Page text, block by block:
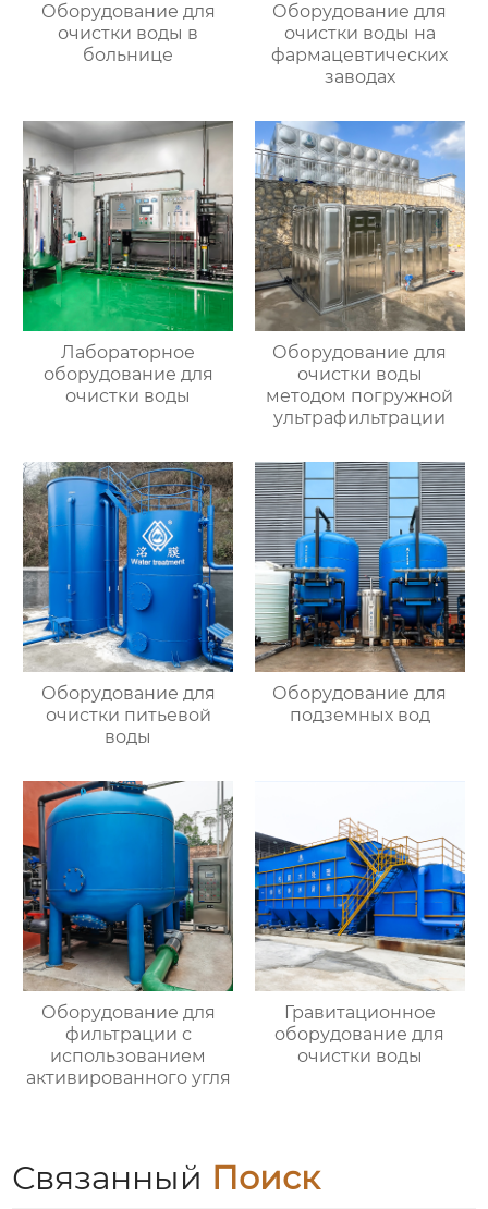
Оборудование для
очистки воды в
больнице
Оборудование для
очистки воды на
фармацевтических
заводах
Лабораторное
оборудование для
очистки воды
Оборудование для
очистки воды
методом погружной
ультрафильтрации
Оборудование для
очистки питьевой
воды
Оборудование для
подземных вод
Оборудование для
фильтрации с
использованием
активированного угля
Гравитационное
оборудование для
очистки воды
Связанный Поиск